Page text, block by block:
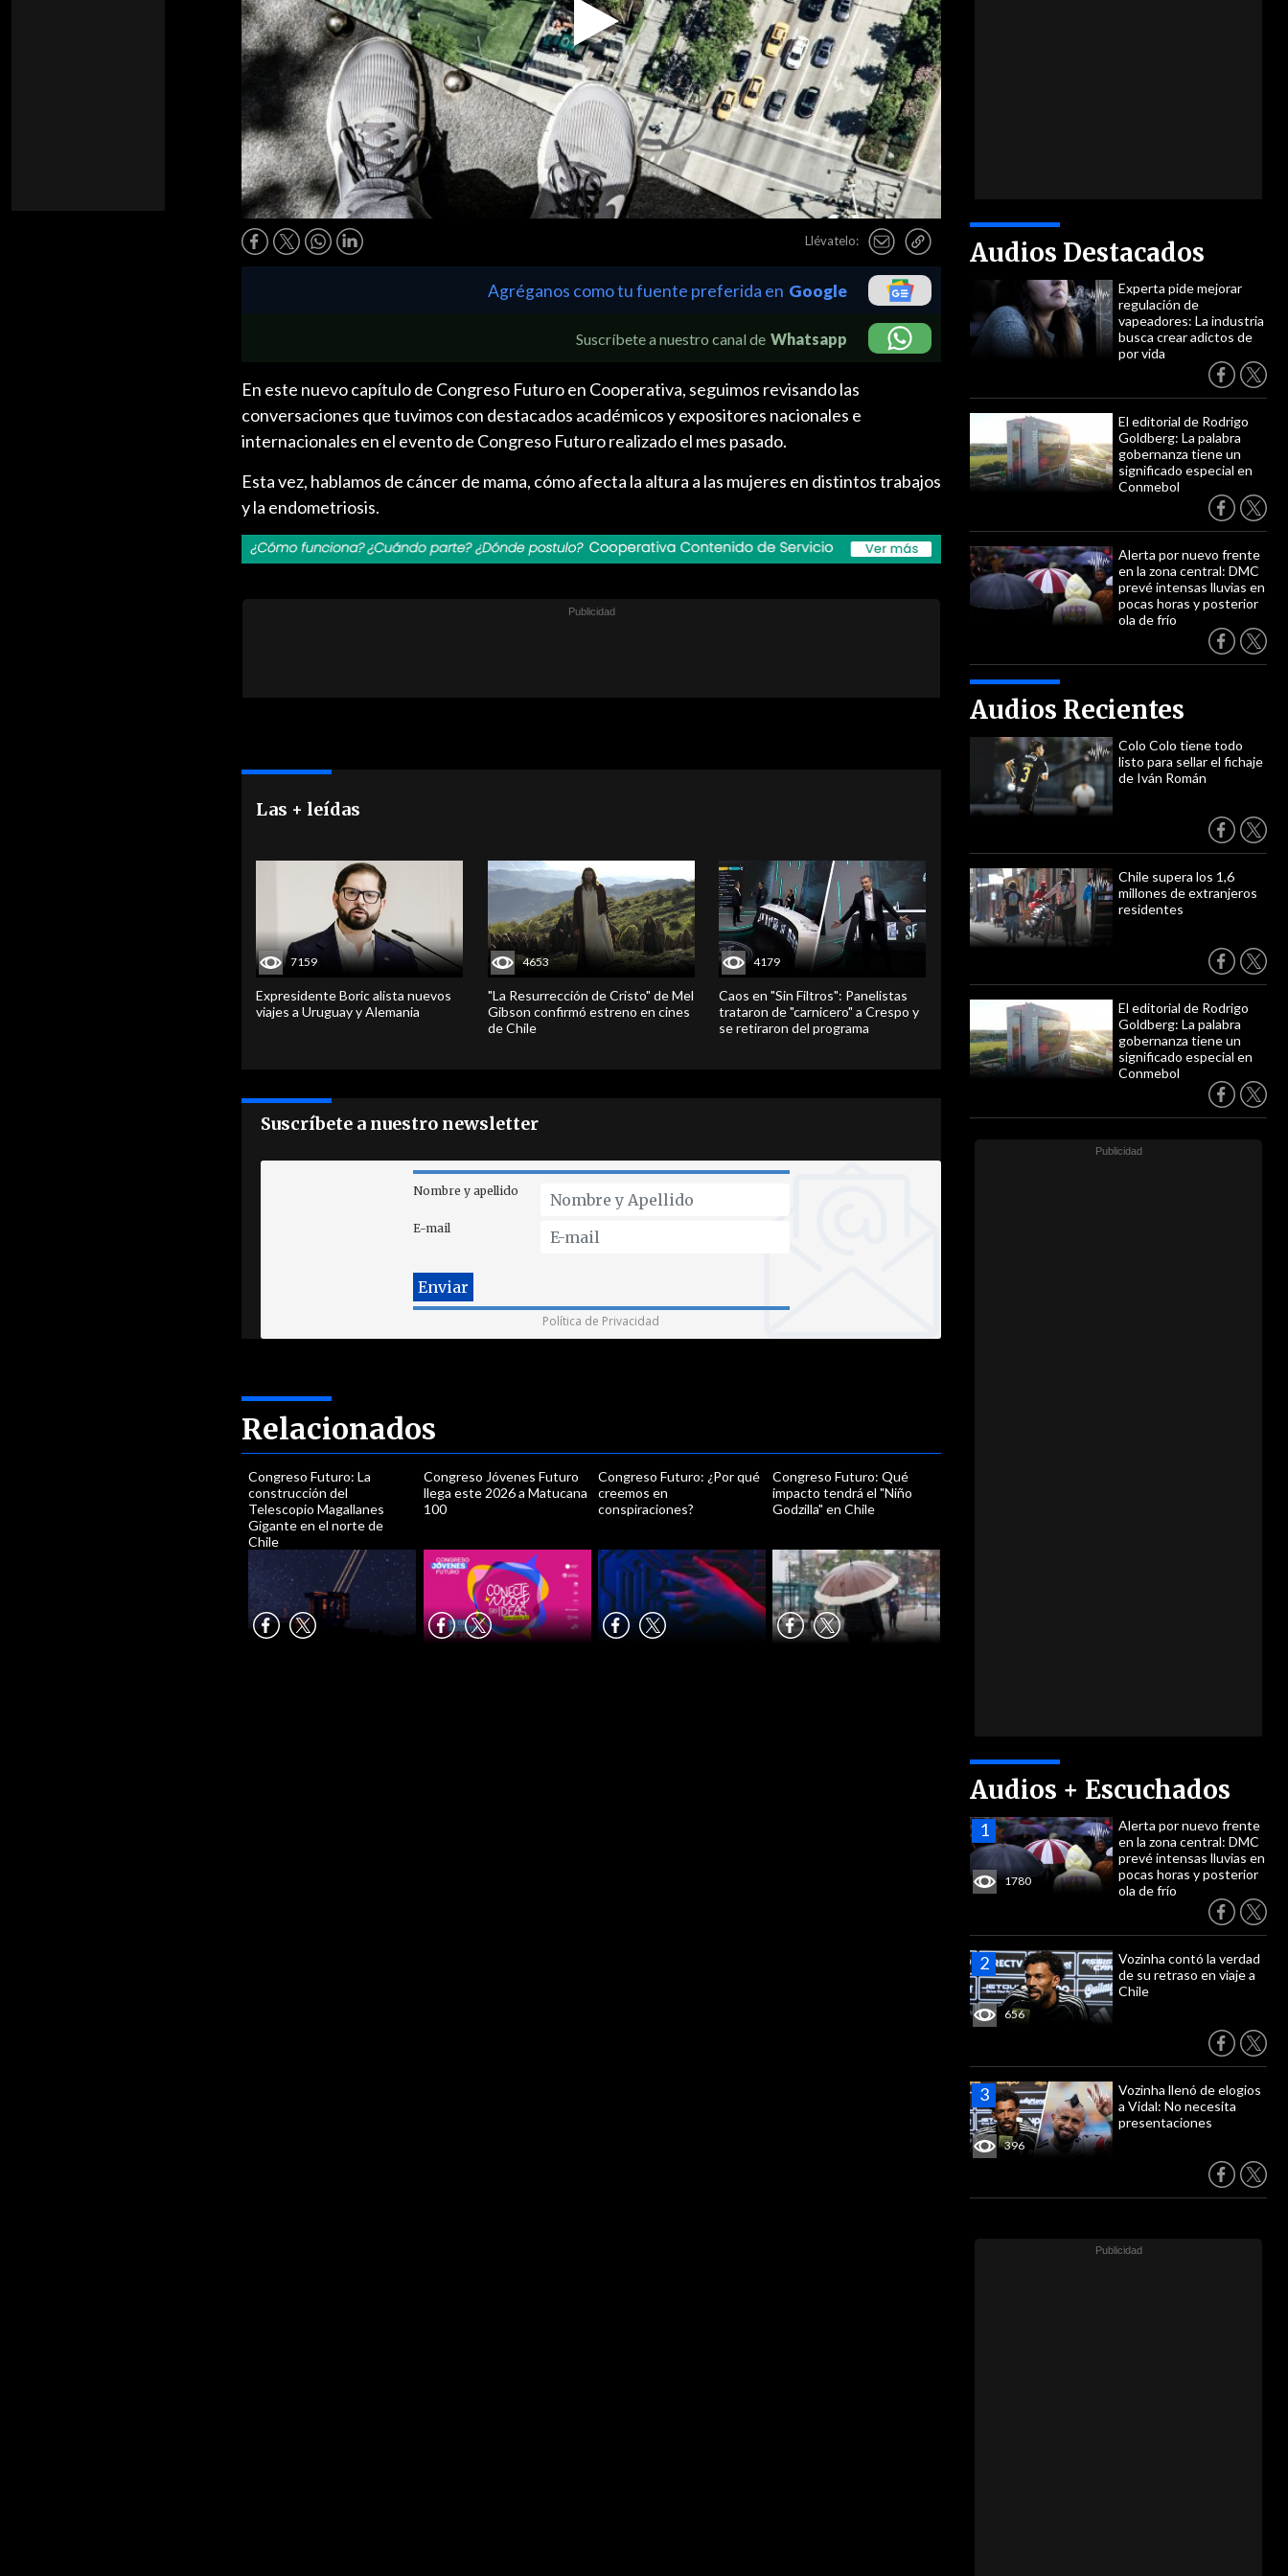
Play
Video
Llévatelo: Audios Destacados
Experta pide mejorar
regulación de
vapeadores: La industria
busca crear adictos de
por vida
El editorial de Rodrigo
Goldberg: La palabra
gobernanza tiene un
significado especial en
Conmebol
Alerta por nuevo frente
en la zona central: DMC
prevé intensas lluvias en
pocas horas y posterior
ola de frío
Audios Recientes
Colo Colo tiene todo
listo para sellar el fichaje
de Iván Román
Chile supera los 1,6
millones de extranjeros
residentes
El editorial de Rodrigo
Goldberg: La palabra
gobernanza tiene un
significado especial en
Conmebol
Audios + Escuchados
1780
Alerta por nuevo frente
en la zona central: DMC
prevé intensas lluvias en
pocas horas y posterior
ola de frío
656
Vozinha contó la verdad
de su retraso en viaje a
Chile
396
Vozinha llenó de elogios
a Vidal: No necesita
presentaciones
Agréganos como tu fuente preferida en Google
Suscríbete a nuestro canal de Whatsapp
En este nuevo capítulo de Congreso Futuro en Cooperativa, seguimos revisando las
conversaciones que tuvimos con destacados académicos y expositores nacionales e
internacionales en el evento de Congreso Futuro realizado el mes pasado.
Esta vez, hablamos de cáncer de mama, cómo afecta la altura a las mujeres en distintos trabajos
y la endometriosis.
Las + leídas
7159
Expresidente Boric alista nuevos
viajes a Uruguay y Alemania
4653
"La Resurrección de Cristo" de Mel
Gibson confirmó estreno en cines
de Chile
4179
Caos en "Sin Filtros": Panelistas
trataron de "carnicero" a Crespo y
se retiraron del programa
Suscríbete a nuestro newsletter
Nombre y apellido
E-mail
Política de Privacidad
Relacionados
Congreso Futuro: La
construcción del
Telescopio Magallanes
Gigante en el norte de
Chile
Congreso Jóvenes Futuro
llega este 2026 a Matucana
100
Congreso Futuro: ¿Por qué
creemos en
conspiraciones?
Congreso Futuro: Qué
impacto tendrá el "Niño
Godzilla" en Chile